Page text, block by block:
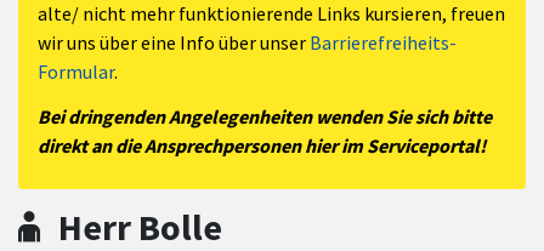
alte/ nicht mehr funktionierende Links kursieren, freuen
wir uns über eine Info über unser Barrierefreiheits-
Formular.
Bei dringenden Angelegenheiten wenden Sie sich bitte
direkt an die Ansprechpersonen hier im Serviceportal!
Herr Bolle